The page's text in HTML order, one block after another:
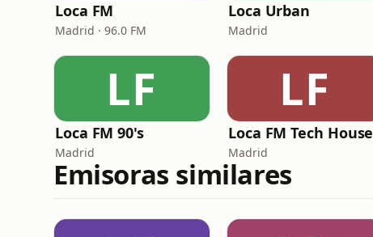
Loca FM
Madrid · 96.0 FM
Loca Urban
Madrid
LF
Loca FM 90's
Madrid
LF
Loca FM Tech House
Madrid
Emisoras similares